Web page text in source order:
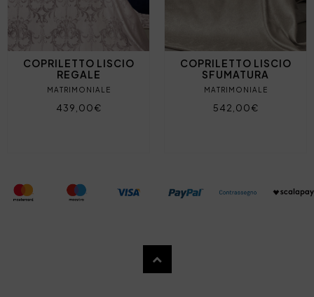
COPRILETTO LISCIO
REGALE
MATRIMONIALE
439,00€
COPRILETTO LISCIO
SFUMATURA
MATRIMONIALE
542,00€